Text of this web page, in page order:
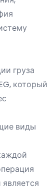
груза
который
виды